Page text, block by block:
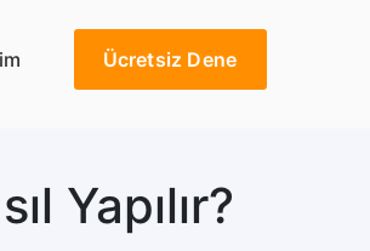
Ücretsiz Dene
Yapılır?